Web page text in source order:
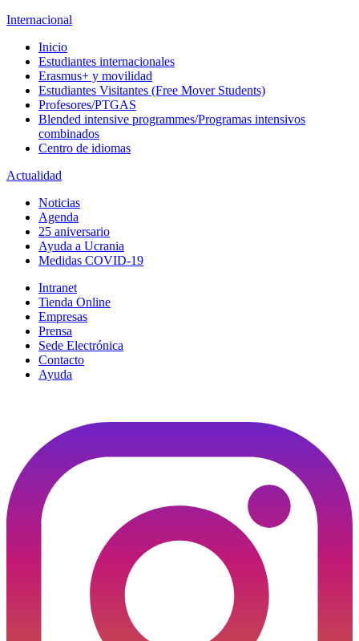
Internacional
Inicio
Estudiantes internacionales
Erasmus+ y movilidad
Estudiantes Visitantes (Free Mover Students)
Profesores/PTGAS
Blended intensive programmes/Programas intensivos
combinados
Centro de idiomas
Actualidad
Noticias
Agenda
25 aniversario
Ayuda a Ucrania
Medidas COVID-19
Intranet
Tienda Online
Empresas
Prensa
Sede Electrónica
Contacto
Ayuda